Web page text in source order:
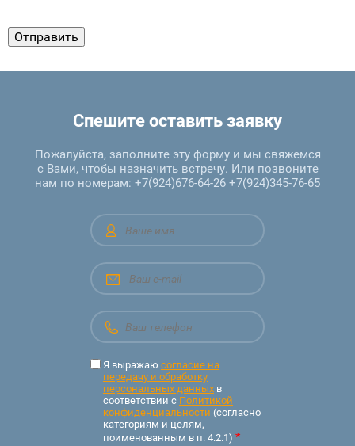
Спешите оставить заявку
Пожалуйста, заполните эту форму и мы свяжемся
с Вами, чтобы назначить встречу. Или позвоните
нам по номерам: +7(924)676-64-26 +7(924)345-76-65
Я выражаю согласие на
передачу и обработку
персональных данных в
соответствии с Политикой
конфиденциальности (согласно
категориям и целям,
поименованным в п. 4.2.1) *